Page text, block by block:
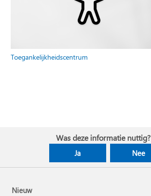
Toegankelijkheidscentrum
Was deze informatie nuttig?
Ja Nee
Nieuw